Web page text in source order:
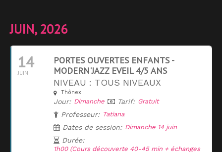
JUIN, 2026
14
JUIN
PORTES OUVERTES ENFANTS -
MODERN'JAZZ EVEIL 4/5 ANS
NIVEAU : TOUS NIVEAUX
Thônex
Jour: Dimanche Tarif: Gratuit
Professeur: Tatiana
Dates de session: Dimanche 14 juin
Durée:
1h00 (Cours découverte 40-45 min + échanges